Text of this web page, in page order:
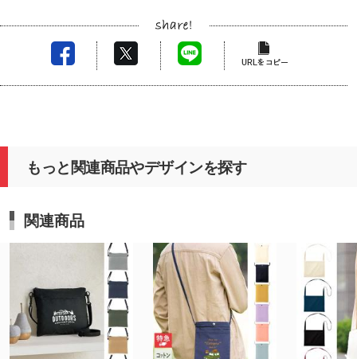
おります。今後も変わらぬご愛顧を賜れますと幸い
もっと関連商品やデザインを探す
関連商品